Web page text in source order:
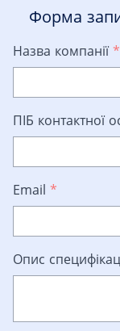
Форма
Назва компанії *
ПІБ контактної
Email *
Опис